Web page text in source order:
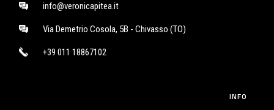
info@veronicapitea.it
Via Demetrio Cosola, 5B - Chivasso (TO)
+39 011 18867102
INFO